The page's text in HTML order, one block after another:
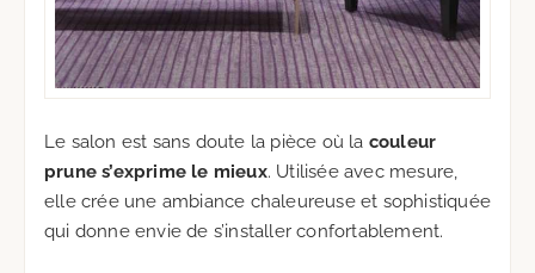
Le salon est sans doute la pièce où la couleur
prune s’exprime le mieux. Utilisée avec mesure,
elle crée une ambiance chaleureuse et sophistiquée
qui donne envie de s’installer confortablement.